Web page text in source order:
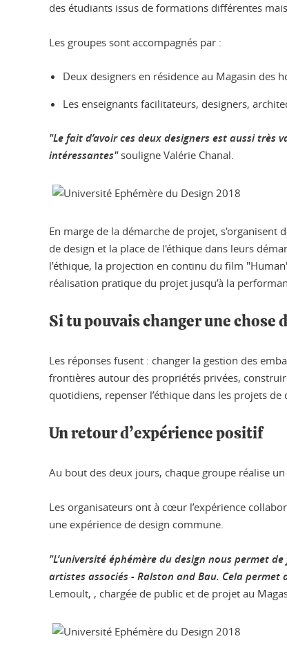
des étudiants issus de formations différentes
Les groupes sont accompagnés par :
Deux designers en résidence au Magasin des
Les enseignants facilitateurs, designers,
"Le fait d’avoir ces deux designers est aussi
intéressantes" souligne Valérie Chanal.
En marge de la démarche de projet, s'organisent
de design et la place de l'éthique dans leurs
l’éthique, la projection en continu du film
réalisation pratique du projet jusqu’à la
Si tu pouvais changer une
Les réponses fusent : changer la gestion des
frontières autour des propriétés privées,
quotidiens, repenser l’éthique dans les projets de
Un retour d’expérience positif
Au bout des deux jours, chaque groupe réalise
Les organisateurs ont à cœur l’expérience
une expérience de design commune.
"L’université éphémère du design nous permet
artistes associés - Ralston and Bau. Cela
Lemoult, , chargée de public et de projet au